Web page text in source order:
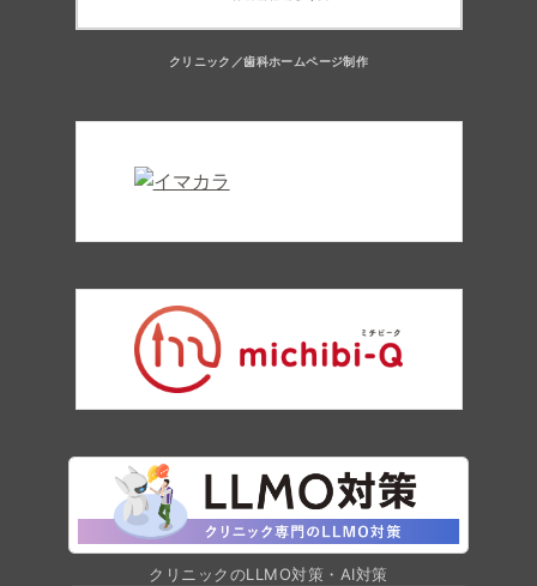
クリニック／歯科ホームページ制作
クリニックのLLMO対策・AI対策